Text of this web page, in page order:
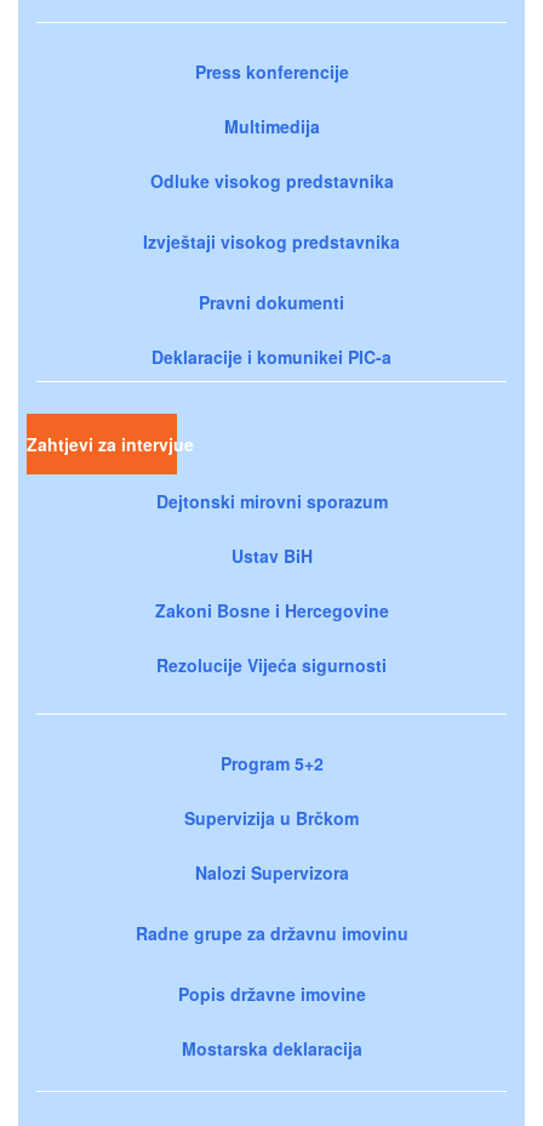
Press konferencije
Multimedija
Odluke visokog predstavnika
Izvještaji visokog predstavnika
Pravni dokumenti
Deklaracije i komunikei PIC-a
Zahtjevi za intervjue
Dejtonski mirovni sporazum
Ustav BiH
Zakoni Bosne i Hercegovine
Rezolucije Vijeća sigurnosti
Program 5+2
Supervizija u Brčkom
Nalozi Supervizora
Radne grupe za državnu imovinu
Popis državne imovine
Mostarska deklaracija